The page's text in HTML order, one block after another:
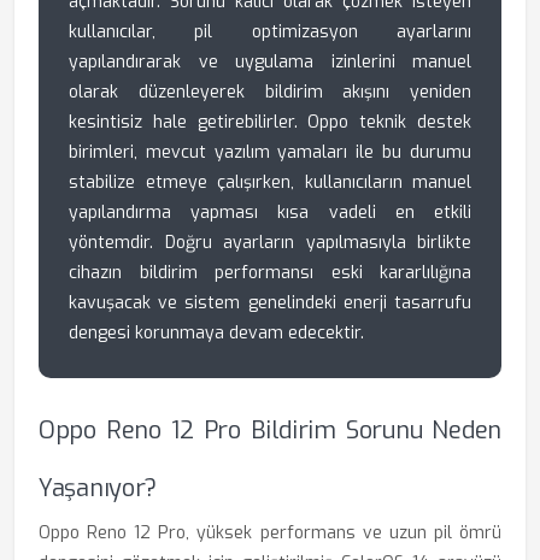
kullanıcılar, pil optimizasyon ayarlarını
yapılandırarak ve uygulama izinlerini manuel
olarak düzenleyerek bildirim akışını yeniden
kesintisiz hale getirebilirler. Oppo teknik destek
birimleri, mevcut yazılım yamaları ile bu durumu
stabilize etmeye çalışırken, kullanıcıların manuel
yapılandırma yapması kısa vadeli en etkili
yöntemdir. Doğru ayarların yapılmasıyla birlikte
cihazın bildirim performansı eski kararlılığına
kavuşacak ve sistem genelindeki enerji tasarrufu
dengesi korunmaya devam edecektir.
Oppo Reno 12 Pro Bildirim Sorunu Neden
Yaşanıyor?
Oppo Reno 12 Pro, yüksek performans ve uzun pil ömrü